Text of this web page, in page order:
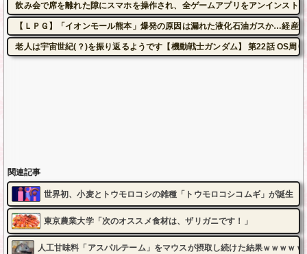
飲み会で席を離れた隙にスマホを操作され、全ゲームアプリをアンインス
【ＬＰＧ】「イオンモール熊本」爆発の原因は漏れた液化石油ガスか…経産
老人は宇宙世紀(？)を振り返るようです【機動戦士ガンダム】 第22話 OS周
関連記事
世界初、小麦とトウモロコシの雑種「トウモロコシコムギ」が誕生
東京農業大学「次のオススメ食材は、ザリガニです！」
人工甘味料「アスパルテーム」をマウスが摂取し続けた結果ｗｗｗｗｗ